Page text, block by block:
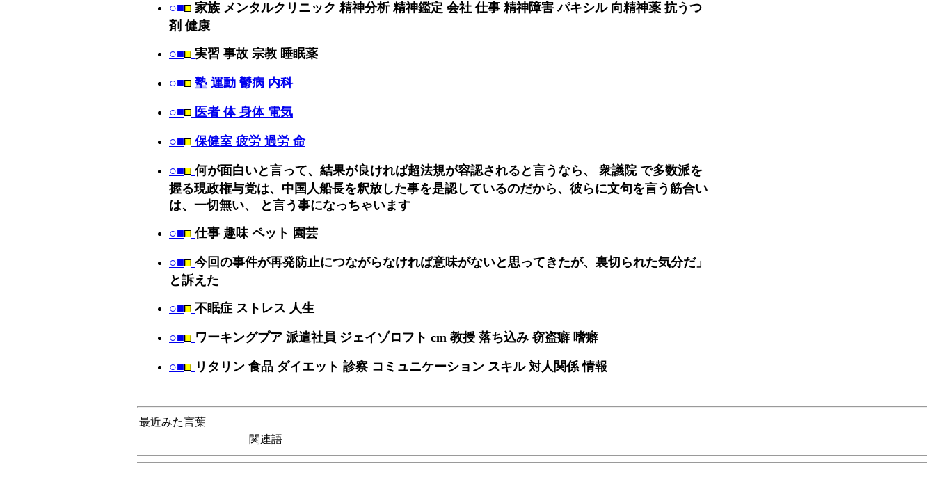
○■ 家族 メンタルクリニック 精神分析 精神鑑定 会社 仕事 精神障害 パキシル 向精神薬 抗うつ
剤 健康
○■ 実習 事故 宗教 睡眠薬
○■ 塾 運動 鬱病 内科
○■ 医者 体 身体 電気
○■ 保健室 疲労 過労 命
○■ 何が面白いと言って、結果が良ければ超法規が容認されると言うなら、 衆議院 で多数派を
握る現政権与党は、中国人船長を釈放した事を是認しているのだから、彼らに文句を言う筋合い
は、一切無い、 と言う事になっちゃいます
○■ 仕事 趣味 ペット 園芸
○■ 今回の事件が再発防止につながらなければ意味がないと思ってきたが、裏切られた気分だ」
と訴えた
○■ 不眠症 ストレス 人生
○■ ワーキングプア 派遣社員 ジェイゾロフト cm 教授 落ち込み 窃盗癖 嗜癖
○■ リタリン 食品 ダイエット 診察 コミュニケーション スキル 対人関係 情報
最近みた言葉
関連語